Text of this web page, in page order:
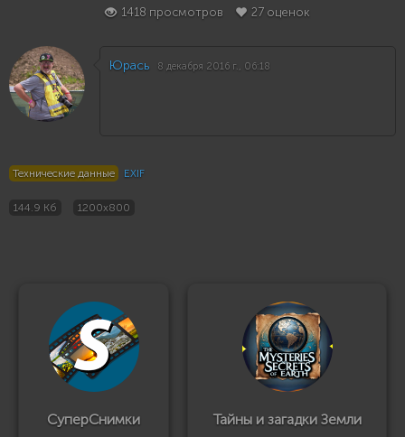
1418 просмотров 27 оценок
Юрась 8 декабря 2016 г., 06:18
Технические данные EXIF
144.9 Кб 1200x800
СуперСнимки Тайны и загадки Земли